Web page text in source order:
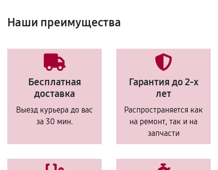
Наши преимущества
Бесплатная
доставка
Выезд курьера до вас
за 30 мин.
Гарантия до 2-х
лет
Распространяется как
на ремонт, так и на
запчасти